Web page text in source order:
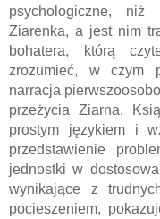
psychologiczne, niż
Ziarenka, a jest nim
bohatera, którą
zrozumieć, w czym
narracja
przeżycia Ziarna.
prostym językiem i
przedstawienie
jednostki w
wynikające z
pocieszeniem,